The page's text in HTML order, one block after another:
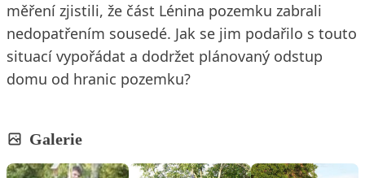
měření zjistili, že část Lénina pozemku zabrali
nedopatřením sousedé. Jak se jim podařilo s touto
situací vypořádat a dodržet plánovaný odstup
domu od hranic pozemku?
Galerie